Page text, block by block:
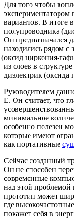
Для того чтобы
экспериментатором
вариантов. В итоге
полупроводника
Он предназначался
находились рядом с
(оксид циркония-
из слоев в
диэлектрик (оксида
Руководителем
Е. Он считает, что
минимальное
особенно полезен
которые имеют
как портативные
Сейчас созданный
Он не способен
современные
над этой
прототип может
где
покажет себя в